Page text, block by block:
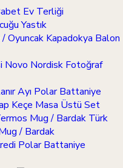
Ev Terliği
Yastık
Kapadokya Balon
Novo Nordisk Fotoğraf
Ayı Polar Battaniye
Keçe Masa Üstü Set
Türk
/ Bardak
Polar Battaniye